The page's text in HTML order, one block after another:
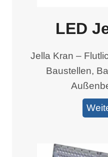
LED
Jella Kran –
Baustellen,